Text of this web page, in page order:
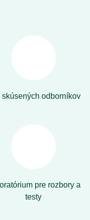
skúsených odborníkov
pre rozbory a
testy